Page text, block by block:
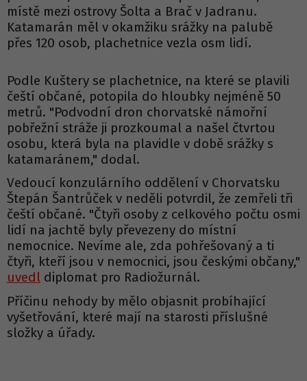
místě mezi ostrovy Šolta a Brač v Jadranu.
Katamarán měl v okamžiku srážky na palubě
přes 120 osob, plachetnice vezla osm lidí.
Podle Kuštery se plachetnice, na které se plavili
čeští občané, potopila do hloubky nejméně 50
metrů. "Podvodní dron chorvatské námořní
pobřežní stráže ji prozkoumal a našel čtvrtou
osobu, která byla na plavidle v době srážky s
katamaránem," dodal.
Vedoucí konzulárního oddělení v Chorvatsku
Štepán Šantrůček v neděli potvrdil, že zemřeli tři
čeští občané. "Čtyři osoby z celkového počtu osmi
lidí na jachtě byly převezeny do místní
nemocnice. Nevíme ale, zda pohřešovaný a ti
čtyři, kteří jsou v nemocnici, jsou českými občany,"
uvedl diplomat pro Radiožurnál.
Příčinu nehody by mělo objasnit probíhající
vyšetřování, které mají na starosti příslušné
složky a úřady.